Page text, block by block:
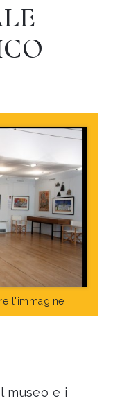
l'immagine
museo e i